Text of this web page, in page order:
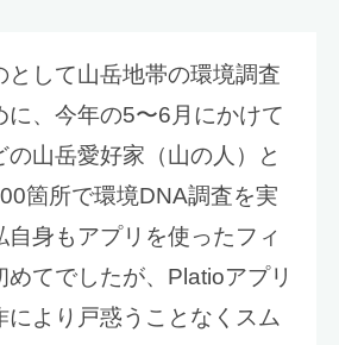
として山岳地帯の環境調査
に、今年の5〜6月にかけて
の山岳愛好家（山の人）と
箇所で環境DNA調査を実
自身もアプリを使ったフィ
めてでしたが、Platioアプリ
により戸惑うことなくスム